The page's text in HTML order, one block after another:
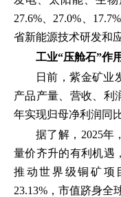
27.6%、27.0%、
省新能源技术研发和
工业“压舱石”作
日前，紫金矿业
产品产量、营收、利
年实现归母净利润同
据了解，2025年
量价齐升的有利机遇
推动世界级铜矿项
23.13%，市值跻身全